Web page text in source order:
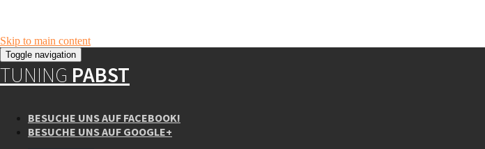
Skip to main content
Toggle navigation
TUNING PABST
BESUCHE UNS AUF FACEBOOK!
BESUCHE UNS AUF GOOGLE+